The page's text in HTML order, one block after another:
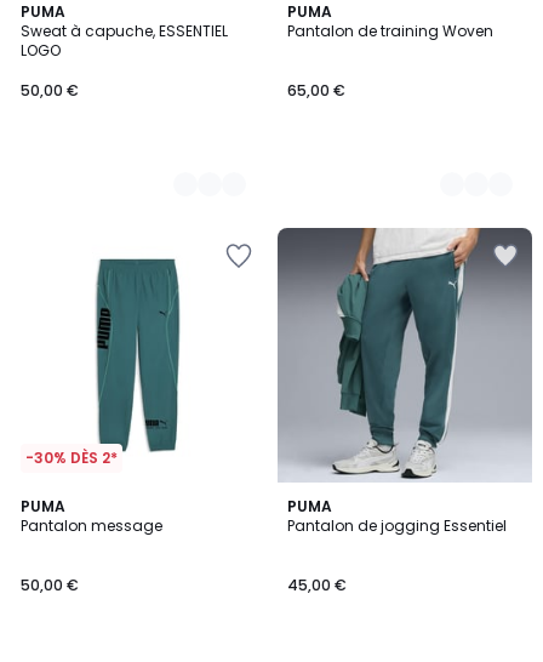
PUMA
Sweat à capuche, ESSENTIEL
LOGO
50,00 €
3
Couleurs
PUMA
Pantalon de training Woven
65,00 €
3
Couleurs
-30% DÈS 2*
PUMA
Pantalon message
50,00 €
2
Couleurs
PUMA
Pantalon de jogging Essentiel
45,00 €
2
Couleurs